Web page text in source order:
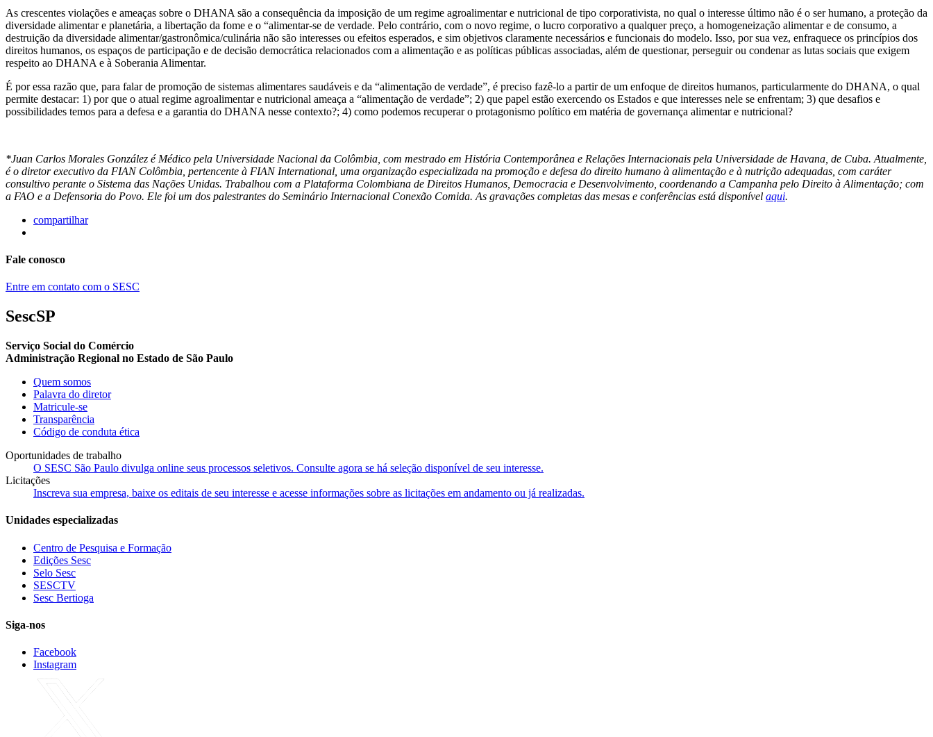
As crescentes violações e ameaças sobre o DHANA são a consequência da imposição de um regime agroalimentar e nutricional de tipo corporativista, no qual o interesse último não é o ser humano, a proteção da
diversidade alimentar e planetária, a libertação da fome e o “alimentar-se de verdade. Pelo contrário, com o novo regime, o lucro corporativo a qualquer preço, a homogeneização alimentar e de consumo, a
destruição da diversidade alimentar/gastronômica/culinária não são interesses ou efeitos esperados, e sim objetivos claramente necessários e funcionais do modelo. Isso, por sua vez, enfraquece os princípios dos
direitos humanos, os espaços de participação e de decisão democrática relacionados com a alimentação e as políticas públicas associadas, além de questionar, perseguir ou condenar as lutas sociais que exigem
respeito ao DHANA e à Soberania Alimentar.
É por essa razão que, para falar de promoção de sistemas alimentares saudáveis e da “alimentação de verdade”, é preciso fazê-lo a partir de um enfoque de direitos humanos, particularmente do DHANA, o qual
permite destacar: 1) por que o atual regime agroalimentar e nutricional ameaça a “alimentação de verdade”; 2) que papel estão exercendo os Estados e que interesses nele se enfrentam; 3) que desafios e
possibilidades temos para a defesa e a garantia do DHANA nesse contexto?; 4) como podemos recuperar o protagonismo político em matéria de governança alimentar e nutricional?
*Juan Carlos Morales González é Médico pela Universidade Nacional da Colômbia, com mestrado em História Contemporânea e Relações Internacionais pela Universidade de Havana, de Cuba. Atualmente,
é o diretor executivo da FIAN Colômbia, pertencente à FIAN International, uma organização especializada na promoção e defesa do direito humano à alimentação e à nutrição adequadas, com caráter
consultivo perante o Sistema das Nações Unidas. Trabalhou com a Plataforma Colombiana de Direitos Humanos, Democracia e Desenvolvimento, coordenando a Campanha pelo Direito à Alimentação; com
a FAO e a Defensoria do Povo. Ele foi um dos palestrantes do Seminário Internacional Conexão Comida. As gravações completas das mesas e conferências está disponível aqui.
compartilhar
Fale conosco
Entre em contato com o SESC
SescSP
Serviço Social do Comércio
Administração Regional no Estado de São Paulo
Quem somos
Palavra do diretor
Matricule-se
Transparência
Código de conduta ética
Oportunidades de trabalho
O SESC São Paulo divulga online seus processos seletivos. Consulte agora se há seleção disponível de seu interesse.
Licitações
Inscreva sua empresa, baixe os editais de seu interesse e acesse informações sobre as licitações em andamento ou já realizadas.
Unidades especializadas
Centro de Pesquisa e Formação
Edições Sesc
Selo Sesc
SESCTV
Sesc Bertioga
Siga-nos
Facebook
Instagram